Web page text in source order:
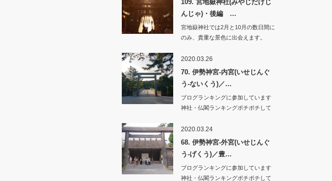
109. 宮地嶽神社(みやじだけじ
んじゃ)・後編 …
宮地嶽神社では2月と10月の数日間に
のみ、貴重な景色に出会えます。
2020.03.26
70. 伊勢神宮-内宮(いせじんぐ
う-ないくう)／…
ブログランキングに参加しています
神社・仏閣ランキングポチポチして
2020.03.24
68. 伊勢神宮-外宮(いせじんぐ
う-げくう)／豊…
ブログランキングに参加しています
神社・仏閣ランキングポチポチして